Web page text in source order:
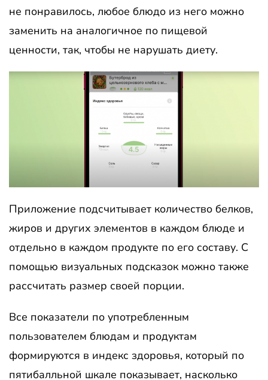
не понравилось, любое блюдо из него можно
заменить на аналогичное по пищевой
ценности, так, чтобы не нарушать диету.
Приложение подсчитывает количество белков,
жиров и других элементов в каждом блюде и
отдельно в каждом продукте по его составу. С
помощью визуальных подсказок можно также
рассчитать размер своей порции.
Все показатели по употребленным
пользователем блюдам и продуктам
формируются в индекс здоровья, который по
пятибалльной шкале показывает, насколько